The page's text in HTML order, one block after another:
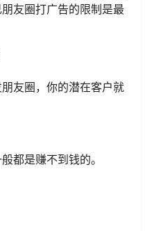
友圈打广告的限制是最
友圈，你的潜在客户就
都是赚不到钱的。